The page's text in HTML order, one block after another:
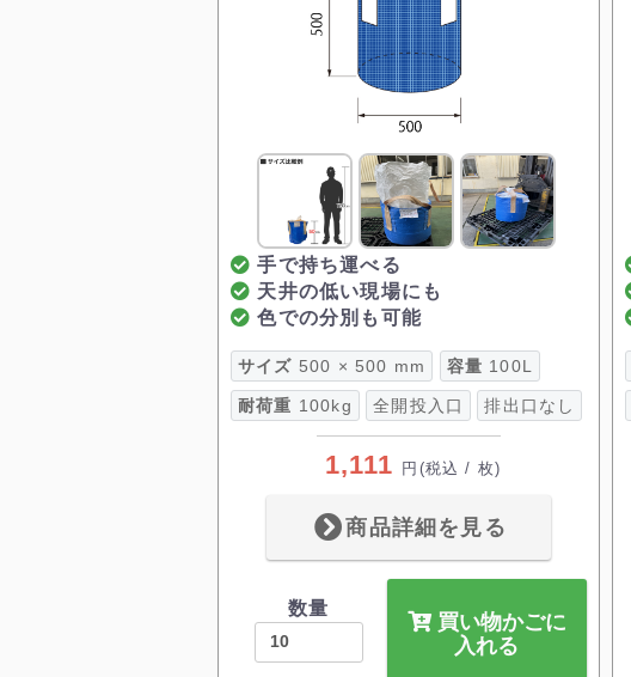
手で持ち運べる
天井の低い現場にも
色での分別も可能
サイズ 500 × 500 mm 容量 100L
耐荷重 100kg 全開投入口 排出口なし
1,111 円 (税込 / 枚)
商品詳細を見る
数量
買い物かごに
入れる